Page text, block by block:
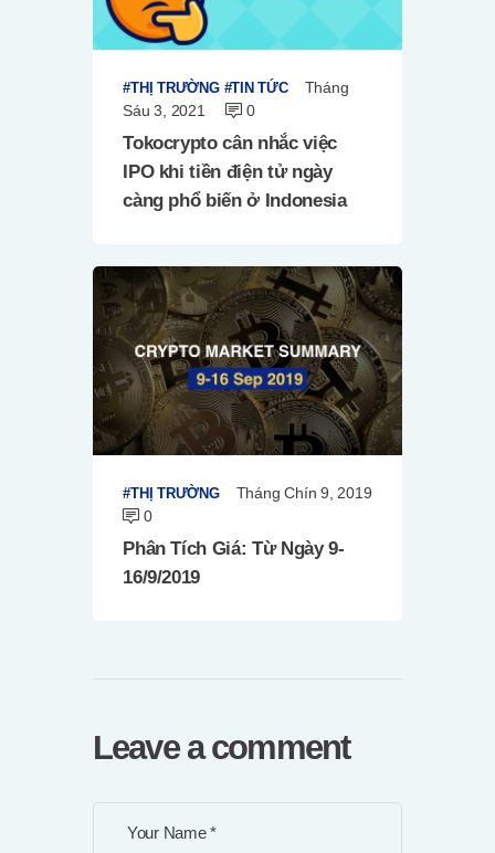
THỊ TRƯỜNG TIN TỨC
Tháng
Sáu 3, 2021
0
Tokocrypto cân nhắc việc
IPO khi tiền điện tử ngày
càng phổ biến ở Indonesia
THỊ TRƯỜNG
Tháng Chín 9, 2019
0
Phân Tích Giá: Từ Ngày 9-
16/9/2019
Leave a comment